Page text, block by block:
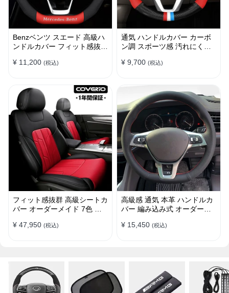
Benzベンツ スエード 高級ハ
ンドルカバー フィット感抜群
38CM
¥ 11,200 (税込)
通気 ハンドルカバー カーボ
ン調 スポーツ感 汚れにくい
け簡単 38CM
¥ 9,700 (税込)
フィット感抜群 高級シートカ
バー オーダーメイド 7色 防
ト
¥ 47,950 (税込)
高級感 通気 本革 ハンドルカ
バー 編み込み式 オーダーメ
プ
¥ 15,450 (税込)